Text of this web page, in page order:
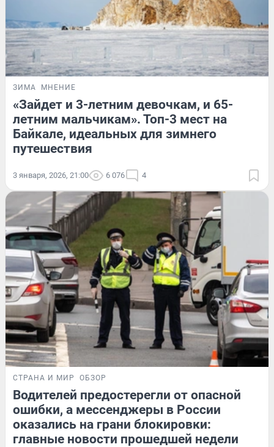
ЗИМА МНЕНИЕ
«Зайдет и 3-летним девочкам, и 65-
летним мальчикам». Топ-3 мест на
Байкале, идеальных для зимнего
путешествия
3 января, 2026, 21:00 6 076 4
СТРАНА И МИР ОБЗОР
Водителей предостерегли от опасной
ошибки, а мессенджеры в России
оказались на грани блокировки:
главные новости прошедшей недели